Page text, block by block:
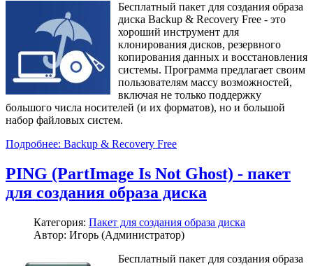
Бесплатный пакет для создания образа
диска Backup & Recovery Free - это
хороший инструмент для
клонирования дисков, резервного
копирования данных и восстановления
системы. Программа предлагает своим
пользователям массу возможностей,
включая не только поддержку
большого числа носителей (и их форматов), но и большой
набор файловых систем.
Подробнее: Backup & Recovery Free
PING (PartImage Is Not Ghost) - пакет
для создания образа диска
Категория: Пакет для создания образа диска
Автор: Игорь (Администратор)
Бесплатный пакет для создания образа